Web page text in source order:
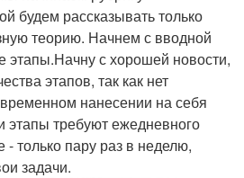
будем рассказывать только
теорию. Начнем с вводной
этапы.Начну с хорошей новости,
этапов, так как нет
нанесении на себя
этапы требуют ежедневного
только пару раз в неделю,
задачи.